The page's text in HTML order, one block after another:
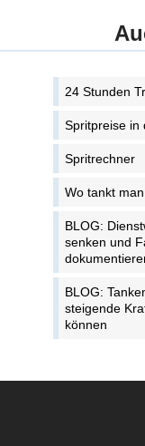
24 Stunden
Spritpreise in
Spritrechner
Wo tankt
BLOG:
senken und
BLOG:
steigende
können